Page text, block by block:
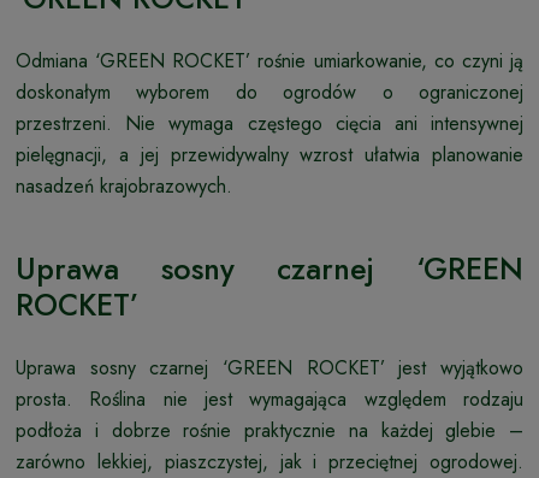
Odmiana ‘GREEN ROCKET’ rośnie umiarkowanie, co czyni ją
doskonałym wyborem do ogrodów o ograniczonej
przestrzeni. Nie wymaga częstego cięcia ani intensywnej
pielęgnacji, a jej przewidywalny wzrost ułatwia planowanie
nasadzeń krajobrazowych.
Uprawa sosny czarnej ‘GREEN
ROCKET’
Uprawa sosny czarnej ‘GREEN ROCKET’ jest wyjątkowo
prosta. Roślina nie jest wymagająca względem rodzaju
podłoża i dobrze rośnie praktycznie na każdej glebie –
zarówno lekkiej, piaszczystej, jak i przeciętnej ogrodowej.